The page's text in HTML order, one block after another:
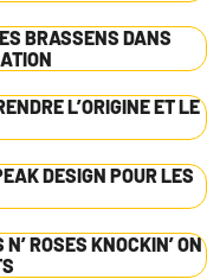
BRASSENS DANS
L’ORIGINE ET LE
DESIGN POUR LES
ROSES KNOCKIN’ ON